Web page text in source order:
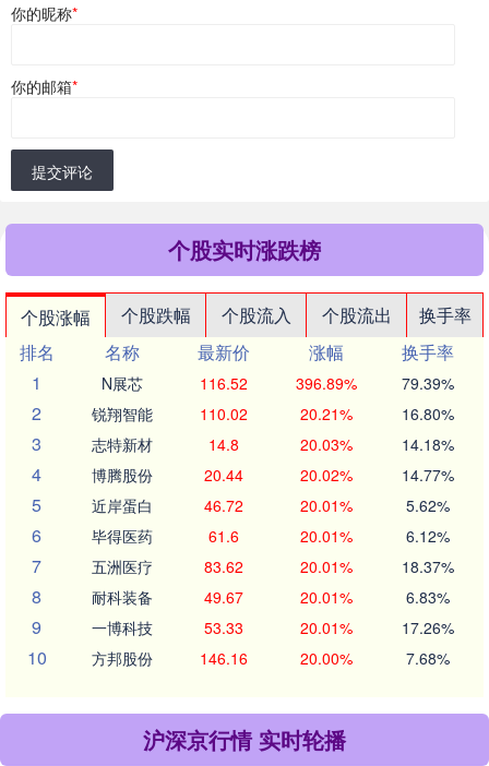
你的昵称*
你的邮箱*
提交评论
个股实时涨跌榜
个股涨幅 个股跌幅 个股流入 个股流出
换手率
排名
名称 最新价 涨幅
换手率
1
N展芯 116.52 396.89% 79.39%
2 锐翔智能 110.02 20.21% 16.80%
3 志特新材 14.8 20.03% 14.18%
4 博腾股份 20.44 20.02% 14.77%
5 近岸蛋白 46.72 20.01% 5.62%
6 毕得医药 61.6 20.01% 6.12%
7 五洲医疗 83.62 20.01% 18.37%
8 耐科装备 49.67 20.01% 6.83%
9 一博科技 53.33 20.01% 17.26%
10 方邦股份 146.16 20.00% 7.68%
沪深京行情 实时轮播